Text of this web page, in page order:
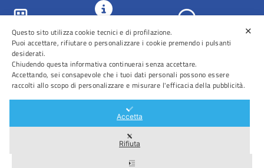
ASL Roma 5
URP e
Comunicazione
Prenotazioni
Area Riservata
✕
Questo sito utilizza cookie tecnici e di profilazione.
Puoi accettare, rifiutare o personalizzare i cookie premendo i pulsanti
desiderati.
Chiudendo questa informativa continuerai senza accettare.
Accettando, sei consapevole che i tuoi dati personali possono essere
raccolti allo scopo di personalizzare e misurare l'efficacia della pubblicità.
Accetta
Rifiuta